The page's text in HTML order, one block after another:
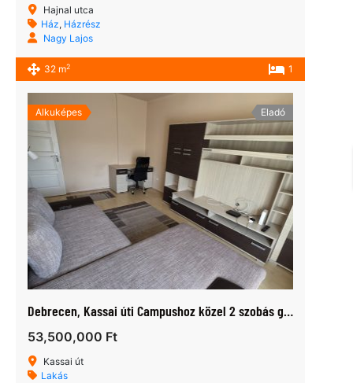
Hajnal utca
Ház, Házrész
Nagy Lajos
32 m2 1
Alkuképes Eladó
Debrecen, Kassai úti Campushoz közel 2 szobás gázfűtéses lakás eladó.
53,500,000 Ft
Kassai út
Lakás